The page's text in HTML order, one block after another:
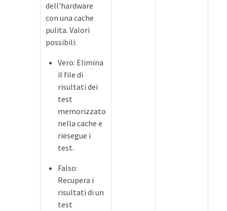
dell'hardware
con una cache
pulita. Valori
possibili:
Vero: Elimina
il file di
risultati dei
test
memorizzato
nella cache e
riesegue i
test.
Falso:
Recupera i
risultati di un
test